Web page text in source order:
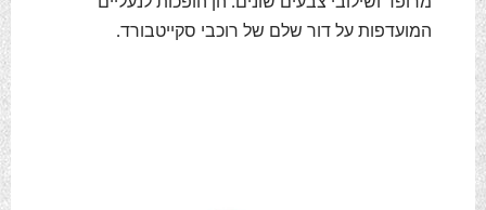
המועדפות על דור שלם של רוכבי סקייטבורד.